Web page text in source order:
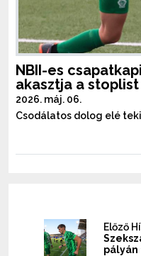
NBII-es
akasztja a
2026. máj. 06.
Csodálatos dolog elé
Előző